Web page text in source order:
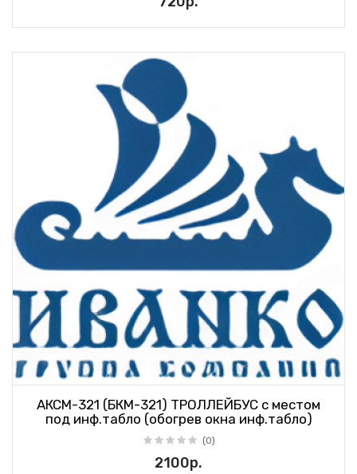
АКСМ-321 (БКМ-321) ТРОЛЛЕЙБУС с местом
под инф.табло (обогрев окна инф.табло)
(0)
2100р.